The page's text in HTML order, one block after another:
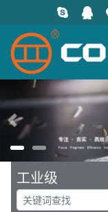
上一页
工业级